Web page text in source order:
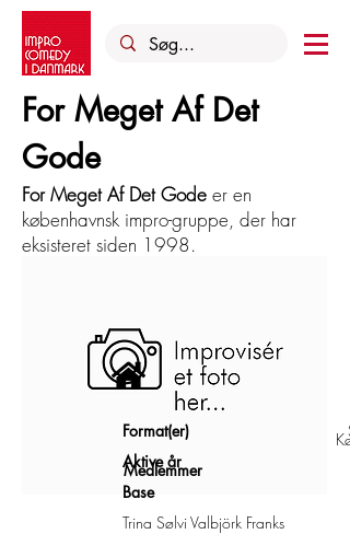
For Meget Af Det
Gode
For Meget Af Det Gode er en
københavnsk impro-gruppe, der har
eksisteret siden 1998.
Format(er)
Aktive år
Base
Medlemmer
Trina Sølvi Valbjörk Franks